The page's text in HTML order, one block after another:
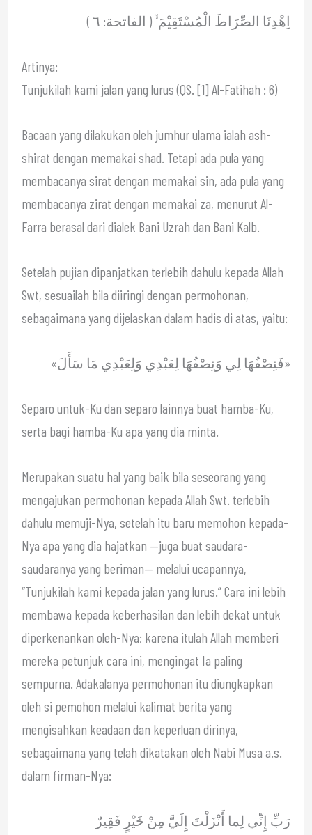
اِهْدِنَا الصِّرَاطَ الْمُسْتَقِيْمَ ۙ ( الفاتحة: ٦ )
Artinya:
Tunjukilah kami jalan yang lurus (QS. [1] Al-Fatihah : 6)
Bacaan yang dilakukan oleh jumhur ulama ialah ash-
shirat dengan memakai shad. Tetapi ada pula yang
membacanya sirat dengan memakai sin, ada pula yang
membacanya zirat dengan memakai za, menurut Al-
Farra berasal dari dialek Bani Uzrah dan Bani Kalb.
Setelah pujian dipanjatkan terlebih dahulu kepada Allah
Swt, sesuailah bila diiringi dengan permohonan,
sebagaimana yang dijelaskan dalam hadis di atas, yaitu:
«فَنِصْفُهَا لِي وَنِصْفُهَا لِعَبْدِي وَلِعَبْدِي مَا سَأَلَ»
Separo untuk-Ku dan separo lainnya buat hamba-Ku,
serta bagi hamba-Ku apa yang dia minta.
Merupakan suatu hal yang baik bila seseorang yang
mengajukan permohonan kepada Allah Swt. terlebih
dahulu memuji-Nya, setelah itu baru memohon kepada-
Nya apa yang dia hajatkan —juga buat saudara-
saudaranya yang beriman— melalui ucapannya,
“Tunjukilah kami kepada jalan yang lurus.” Cara ini lebih
membawa kepada keberhasilan dan lebih dekat untuk
diperkenankan oleh-Nya; karena itulah Allah memberi
mereka petunjuk cara ini, mengingat Ia paling
sempurna. Adakalanya permohonan itu diungkapkan
oleh si pemohon melalui kalimat berita yang
mengisahkan keadaan dan keperluan dirinya,
sebagaimana yang telah dikatakan oleh Nabi Musa a.s.
dalam firman-Nya:
رَبِّ إِنِّي لِما أَنْزَلْتَ إِلَيَّ مِنْ خَيْرٍ فَقِيرٌ